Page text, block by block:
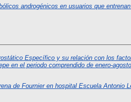
androgénicos en usuarios que
Específico y su relación con los
en el periodo comprendido de enero-
de Fournier en hospital Escuela Antonio